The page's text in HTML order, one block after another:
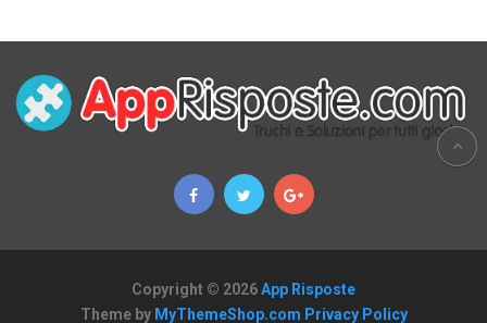
Copyright © 2026App Risposte
Theme by MyThemeShop.com Privacy Policy